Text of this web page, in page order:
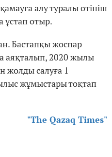
алу туралы өтініш
ұстап отыр.
Бастапқы жоспар
аяқталып, 2020 жылы
жолды салуға 1
жұмыстары тоқтап
"The Qazaq Times"